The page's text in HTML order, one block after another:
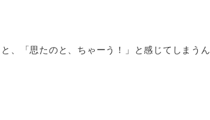
、「思たのと、ちゃーう！」と感じてしまう